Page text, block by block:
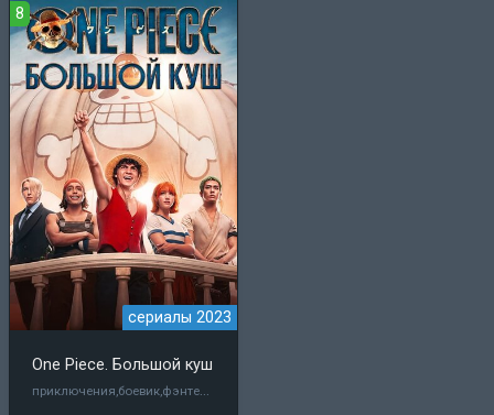
8
сериалы 2023
One Piece. Большой куш
приключения,боевик,фэнтези,комедия